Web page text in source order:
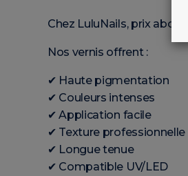
Chez LuluNails, prix
Nos vernis offrent :
✔ Haute pigmentation
✔ Couleurs intenses
✔ Application facile
✔ Texture professionnelle
✔ Longue tenue
✔ Compatible UV/LED